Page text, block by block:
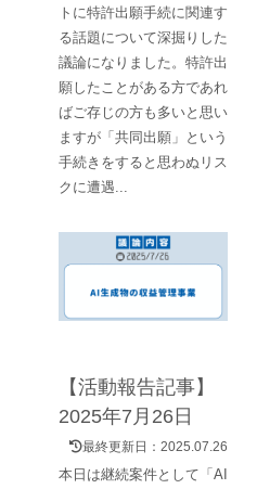
トに特許出願手続に関連す
る話題について深掘りした
議論になりました。特許出
願したことがある方であれ
ばご存じの方も多いと思い
ますが「共同出願」という
手続きをすると思わぬリス
クに遭遇...
【活動報告記事】
2025年7月26日
最終更新日：2025.07.26
本日は継続案件として「AI